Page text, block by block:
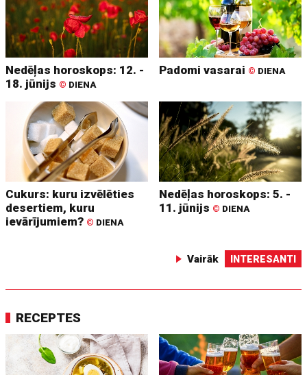
Nedēļas horoskops: 12. -
18. jūnijs © DIENA
Padomi vasarai © DIENA
Cukurs: kuru izvēlēties
desertiem, kuru
ievārījumiem? © DIENA
Nedēļas horoskops: 5. -
11. jūnijs © DIENA
Vairāk INTERESANTI
RECEPTES